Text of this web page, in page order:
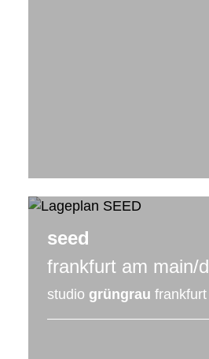
seed
frankfurt am main/d
studio grüngrau frankfurt